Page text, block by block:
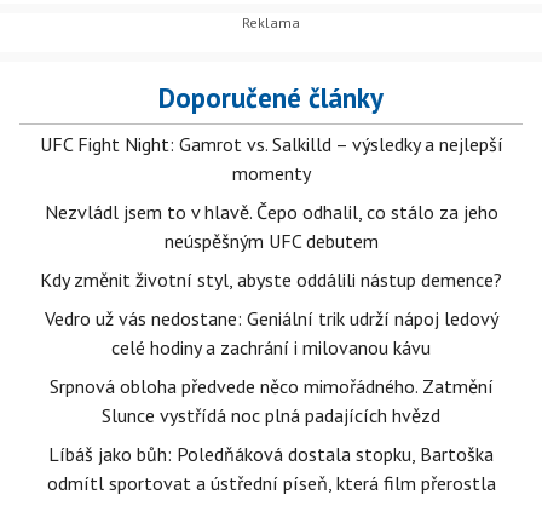
Doporučené články
UFC Fight Night: Gamrot vs. Salkilld – výsledky a nejlepší
momenty
Nezvládl jsem to v hlavě. Čepo odhalil, co stálo za jeho
neúspěšným UFC debutem
Kdy změnit životní styl, abyste oddálili nástup demence?
Vedro už vás nedostane: Geniální trik udrží nápoj ledový
celé hodiny a zachrání i milovanou kávu
Srpnová obloha předvede něco mimořádného. Zatmění
Slunce vystřídá noc plná padajících hvězd
Líbáš jako bůh: Poledňáková dostala stopku, Bartoška
odmítl sportovat a ústřední píseň, která film přerostla